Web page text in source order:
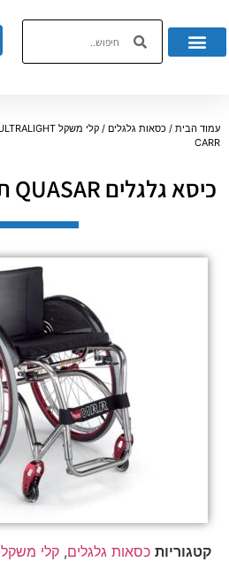
עמוד הבית / כסאות גלגלים / קלי משקל ULTRALIGHT
CARR
כיסא גלגלים QUASAR תוצרת OFF CARR
קטגוריות כסאות גלגלים, קלי משקל ULTRALIGHT